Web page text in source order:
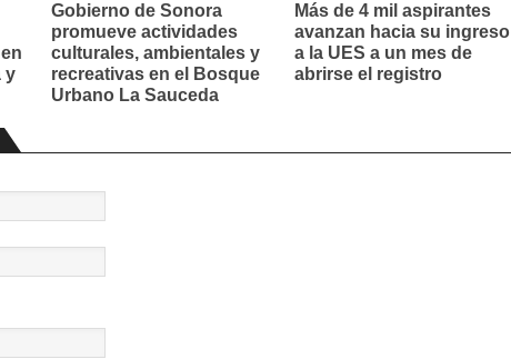
y
Gobierno de Sonora
promueve actividades
culturales, ambientales y
recreativas en el Bosque
Urbano La Sauceda
Más de 4 mil aspirantes
avanzan hacia su ingreso
a la UES a un mes de
abrirse el registro